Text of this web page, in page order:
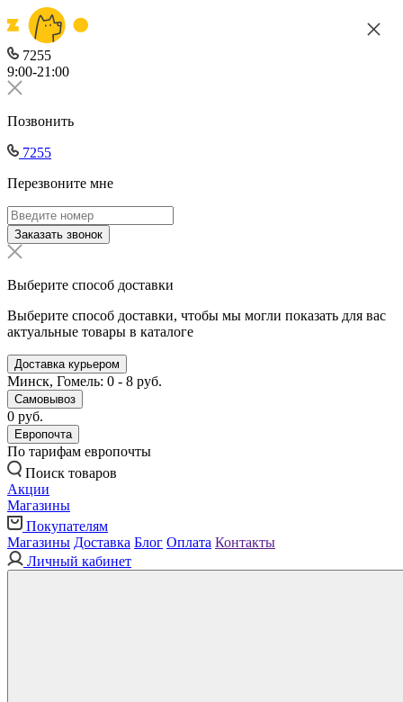
7255
9:00-21:00
Позвонить
7255
Перезвоните мне
Заказать звонок
Выберите способ доставки
Выберите способ доставки, чтобы мы могли показать для вас
актуальные товары в каталоге
Доставка курьером
Минск, Гомель: 0 - 8 руб.
Самовывоз
0 руб.
Европочта
По тарифам европочты
Поиск товаров
Акции
Магазины
Покупателям
Магазины Доставка Блог Оплата Контакты
Личный кабинет